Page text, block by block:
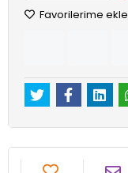
Favorilerime ekle